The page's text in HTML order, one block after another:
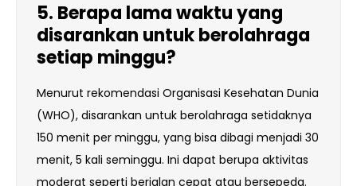
5. Berapa lama waktu yang
disarankan untuk berolahraga
setiap minggu?
Menurut rekomendasi Organisasi Kesehatan Dunia
(WHO), disarankan untuk berolahraga setidaknya
150 menit per minggu, yang bisa dibagi menjadi 30
menit, 5 kali seminggu. Ini dapat berupa aktivitas
moderat seperti berjalan cepat atau bersepeda.